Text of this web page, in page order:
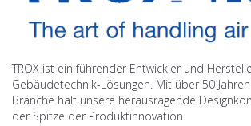
TROX ist ein führender Entwickler und
Gebäudetechnik-Lösungen. Mit über 50
Branche hält unsere herausragende
der Spitze der Produktinnovation.